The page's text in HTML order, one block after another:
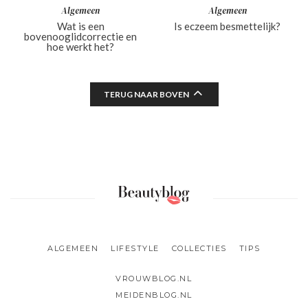
Algemeen
Wat is een
bovenooglidcorrectie en
hoe werkt het?
Algemeen
Is eczeem besmettelijk?
TERUG NAAR BOVEN
ALGEMEEN LIFESTYLE COLLECTIES TIPS
VROUWBLOG.NL
MEIDENBLOG.NL